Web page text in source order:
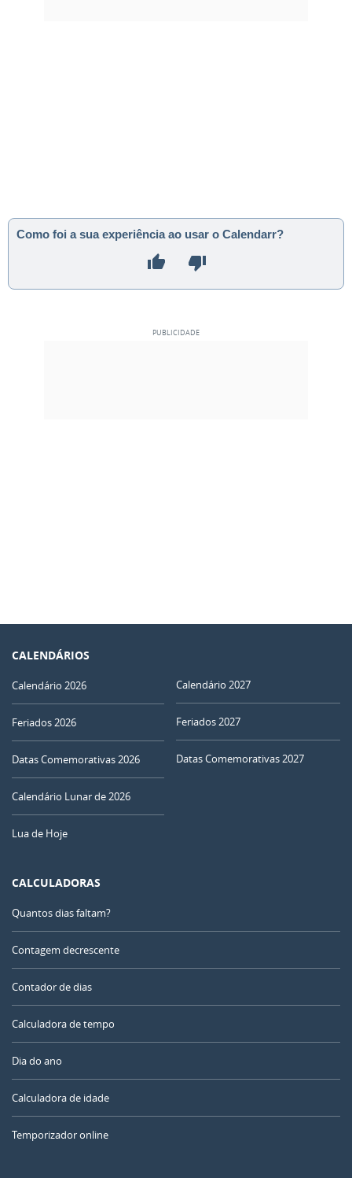
Como foi a sua experiência ao usar o Calendarr?
CALENDÁRIOS
Calendário 2026
Feriados 2026
Datas Comemorativas 2026
Calendário Lunar de 2026
Lua de Hoje
Calendário 2027
Feriados 2027
Datas Comemorativas 2027
CALCULADORAS
Quantos dias faltam?
Contagem decrescente
Contador de dias
Calculadora de tempo
Dia do ano
Calculadora de idade
Temporizador online